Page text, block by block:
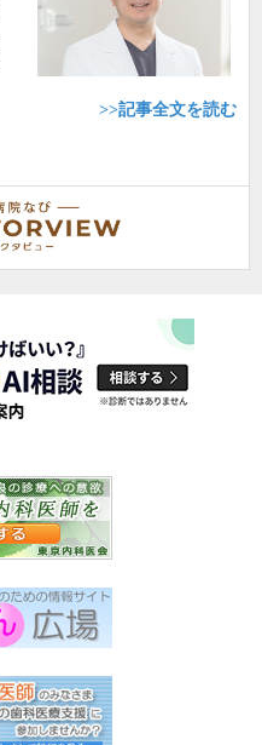
>>記事全文を読む